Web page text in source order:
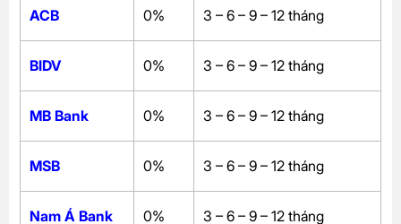
ACB 0% 3 – 6 – 9 – 12 tháng
BIDV 0% 3 – 6 – 9 – 12 tháng
MB Bank 0% 3 – 6 – 9 – 12 tháng
MSB 0% 3 – 6 – 9 – 12 tháng
Nam Á Bank 0% 3 – 6 – 9 – 12 tháng